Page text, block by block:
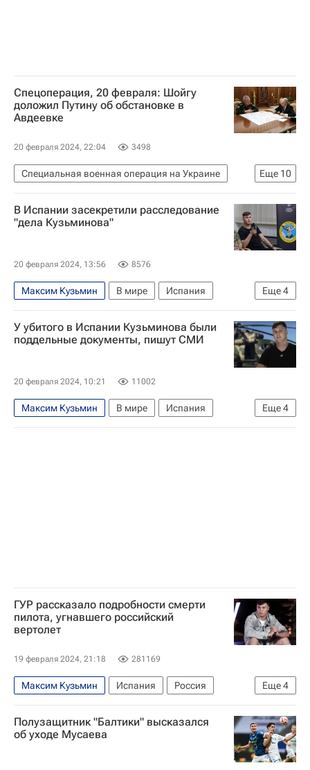
Спецоперация, 20 февраля: Шойгу
доложил Путину об обстановке в
Авдеевке
20 февраля 2024, 22:04 3498
Еще 10
Специальная военная операция на Украине
В мире
Россия
Авдеевка
Сергей Шойгу
Вооруженные силы Украины
Ми-8 АМТШ
МиГ-29
В Испании засекретили расследование
"дела Кузьминова"
20 февраля 2024, 13:56 8576
Еще4
Максим Кузьмин В мире
Испания
Курск
Украина
Ми-8 АМТШ
Максим Кузьминов
У убитого в Испании Кузьминова были
поддельные документы, пишут СМИ
20 февраля 2024, 10:21 11002
Еще4
Максим Кузьмин В мире
Испания
Курск
Украина
Ми-8 АМТШ
ГУР рассказало подробности смерти
пилота, угнавшего российский
вертолет
19 февраля 2024, 21:18 281169
Еще4
Максим Кузьмин Испания
Россия
В мире
Украина
Курск
Максим Кузьминов
Полузащитник "Балтики" высказался
об уходе Мусаева